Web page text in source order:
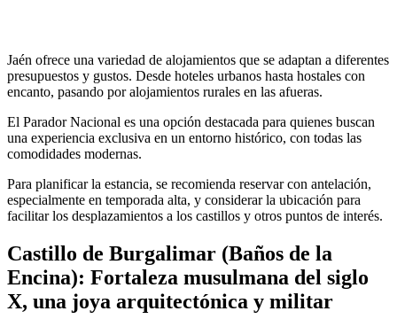
Jaén ofrece una variedad de alojamientos que se adaptan a diferentes
presupuestos y gustos. Desde hoteles urbanos hasta hostales con
encanto, pasando por alojamientos rurales en las afueras.
El Parador Nacional es una opción destacada para quienes buscan
una experiencia exclusiva en un entorno histórico, con todas las
comodidades modernas.
Para planificar la estancia, se recomienda reservar con antelación,
especialmente en temporada alta, y considerar la ubicación para
facilitar los desplazamientos a los castillos y otros puntos de interés.
Castillo de Burgalimar (Baños de la
Encina): Fortaleza musulmana del siglo
X, una joya arquitectónica y militar